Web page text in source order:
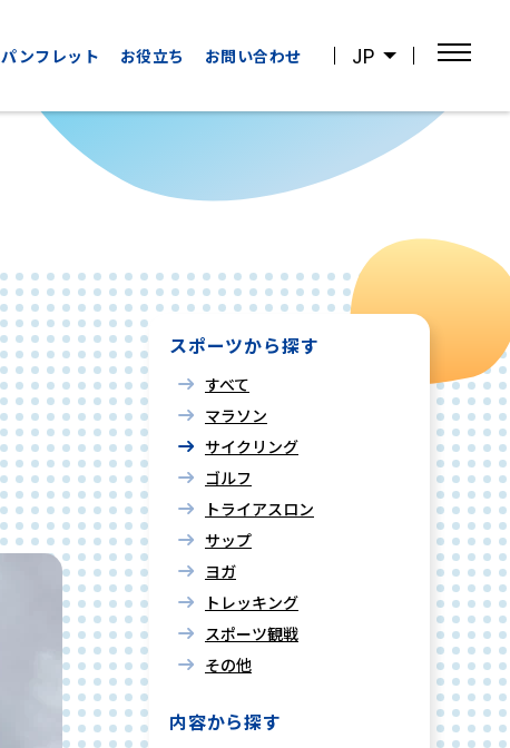
JP
SPORTS
スポーツ観戦
CATEGORIES
その他の
カテゴリー
パンフレット お役立ち お問い合わせ
スポーツから探す
すべて
マラソン
サイクリング
ゴルフ
トライアスロン
サップ
ヨガ
トレッキング
スポーツ観戦
その他
内容から探す